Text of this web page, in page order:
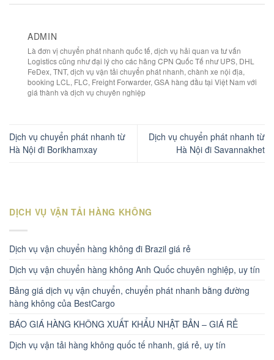
ADMIN
Là đơn vị chuyển phát nhanh quốc tế, dịch vụ hải quan va tư vấn
Logistics cũng như đại lý cho các hãng CPN Quốc Tế như UPS, DHL
FeDex, TNT, dịch vụ vận tải chuyển phát nhanh, chành xe nội địa,
booking LCL, FLC, Freight Forwarder, GSA hàng đầu tại Việt Nam với
giá thành và dịch vụ chuyên nghiệp
Dịch vụ chuyển phát nhanh từ
Hà Nội đi Borikhamxay
Dịch vụ chuyển phát nhanh từ
Hà Nội đi Savannakhet
DỊCH VỤ VẬN TẢI HÀNG KHÔNG
Dịch vụ vận chuyển hàng không đi Brazil giá rẻ
Dịch vụ vận chuyển hàng không Anh Quốc chuyên nghiệp, uy tín
Bảng giá dịch vụ vận chuyển, chuyển phát nhanh bằng đường
hàng không của BestCargo
BÁO GIÁ HÀNG KHÔNG XUẤT KHẨU NHẬT BẢN – GIÁ RẺ
Dịch vụ vận tải hàng không quốc tế nhanh, giá rẻ, uy tín